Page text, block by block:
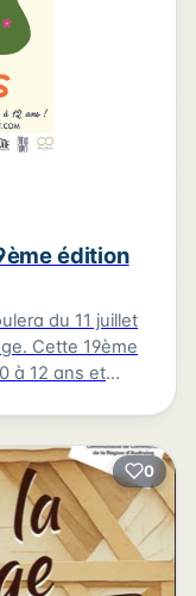
édition
du 11 juillet
à 12 ans et
et
comme
la musique, la
enfants et les
les
0